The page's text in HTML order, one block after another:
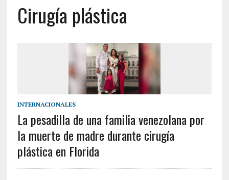
Cirugía plástica
INTERNACIONALES
La pesadilla de una familia venezolana por
la muerte de madre durante cirugía
plástica en Florida